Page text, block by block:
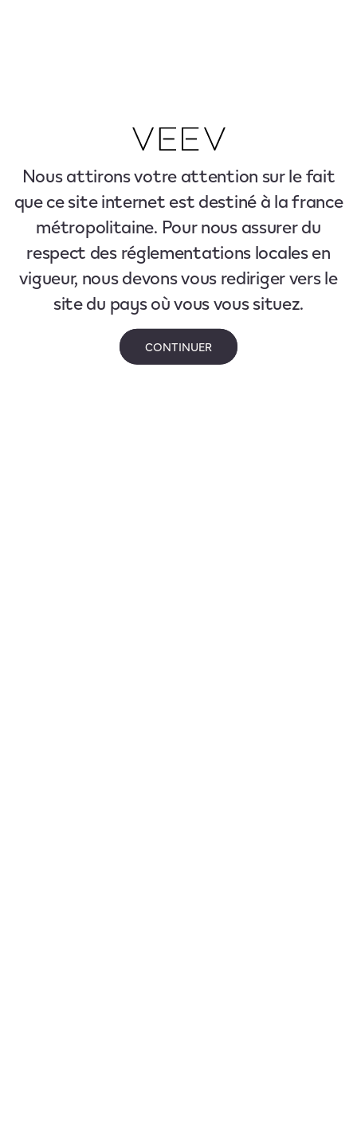
Nous attirons votre attention sur le fait
que ce site internet est destiné à la france
métropolitaine. Pour nous assurer du
respect des réglementations locales en
vigueur, nous devons vous rediriger vers le
site du pays où vous vous situez.
CONTINUER